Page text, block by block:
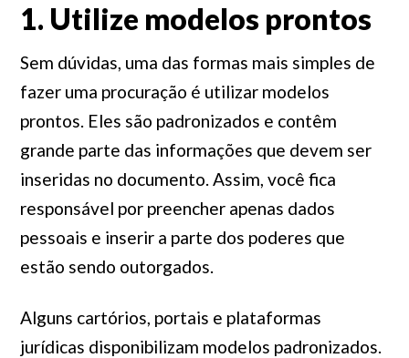
1. Utilize modelos prontos
Sem dúvidas, uma das formas mais simples de
fazer uma procuração é utilizar modelos
prontos. Eles são padronizados e contêm
grande parte das informações que devem ser
inseridas no documento. Assim, você fica
responsável por preencher apenas dados
pessoais e inserir a parte dos poderes que
estão sendo outorgados.
Alguns cartórios, portais e plataformas
jurídicas disponibilizam modelos padronizados.